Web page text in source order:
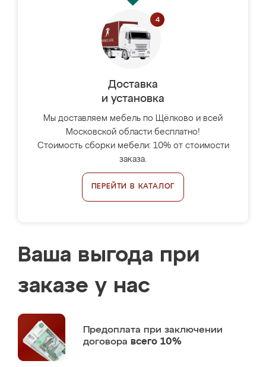
Доставка
и установка
Мы доставляем мебель по Щёлково и всей
Московской области бесплатно!
Стоимость сборки мебели: 10% от стоимости
заказа.
ПЕРЕЙТИ В КАТАЛОГ
Ваша выгода при
заказе у нас
Предоплата при заключении
договора всего 10%